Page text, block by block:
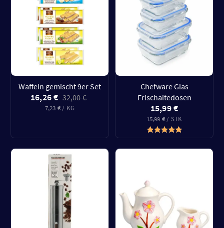
Waffeln gemischt 9er Set
16,26 € 32,00 €
7,23 € / KG
Chefware Glas
Frischaltedosen
15,99 €
15,99 € / STK